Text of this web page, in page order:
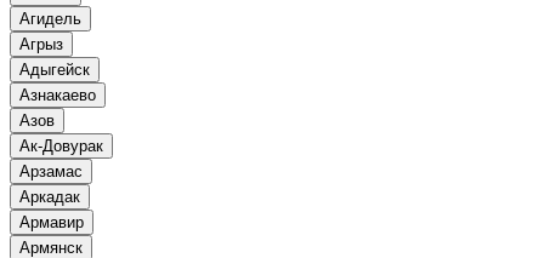
Агидель
Агрыз
Адыгейск
Азнакаево
Азов
Ак-Довурак
Арзамас
Аркадак
Армавир
Армянск